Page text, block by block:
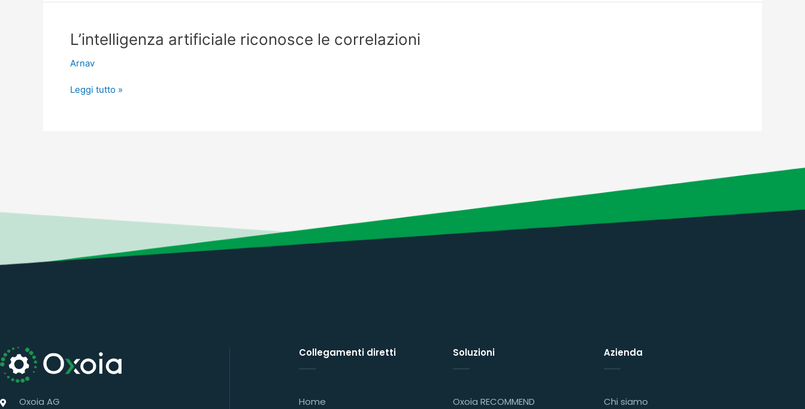
L’intelligenza artificiale riconosce le correlazioni
Arnav
L’intelligenza
riconosce
correlazioni
Leggi tutto »
Oxoia AG
Collegamenti diretti
Home
Soluzioni
Oxoia RECOMMEND
Azienda
Chi siamo